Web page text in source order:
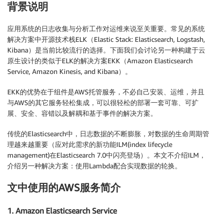
背景说明
应用系统的日志收集与分析工作对运维来说至关重要。常见的系统
解决方案中开源技术栈ELK（Elastic Stack: Elasticsearch, Logstash,
Kibana）是当前比较流行的选择。下面我们会讨论另一种构建于云
原生设计的类似于ELK的解决方案EKK（Amazon Elasticsearch
Service, Amazon Kinesis, and Kibana）。
EKK的优势在于组件是AWS托管服务，不必自己安装、运维，并且
与AWS的其它服务轻松集成，可以很轻松的部署一套可靠、可扩
展、安全、容错以及解耦和基于事件的解决方案。
传统的Elasticsearch中，日志数据的不断膨胀，对数据的生命周期管
理越来越重要（应对此需求的新功能ILM(index lifecycle
management)在Elasticsearch 7.0中闪亮登场）。本文不介绍ILM，
介绍另一种解决方案：使用Lambda配合实现数据的轮换。
文中使用的AWS服务简介
1. Amazon Elasticsearch Service